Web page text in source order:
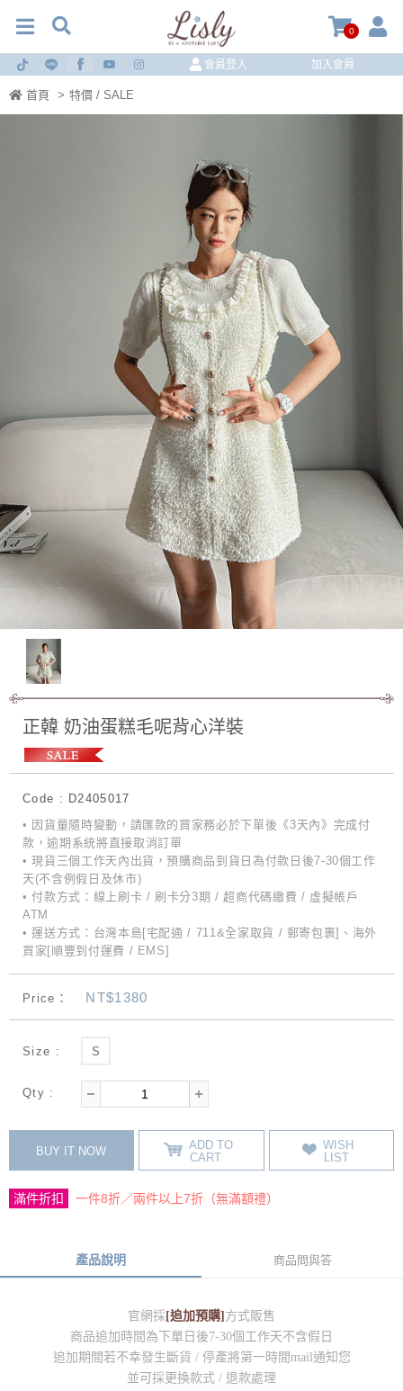
0
會員登入 加入會員
首頁 > 特價 / SALE
正韓 奶油蛋糕毛呢背心洋裝
Code : D2405017
• 因貨量隨時變動，請匯款的買家務必於下單後《3天內》完成付
款，逾期系統將直接取消訂單
• 現貨三個工作天內出貨，預購商品到貨日為付款日後7-30個工作
天(不含例假日及休市)
• 付款方式：線上刷卡 / 刷卡分3期 / 超商代碼繳費 / 虛擬帳戶
ATM
• 運送方式：台灣本島[宅配通 / 711&全家取貨 / 郵寄包裹]、海外
買家[順豐到付運費 / EMS]
Price： NT$1380
Size : S
Qty :
BUY IT NOW
ADD TO
CART
WISH
LIST
滿件折扣 一件8折／兩件以上7折（無滿額禮）
產品說明 商品問與答
官網採 [追加預購] 方式販售
商品追加時間為下單日後7-30個工作天不含假日
追加期間若不幸發生斷貨 / 停產將第一時間mail通知您
並可採更換款式 / 退款處理